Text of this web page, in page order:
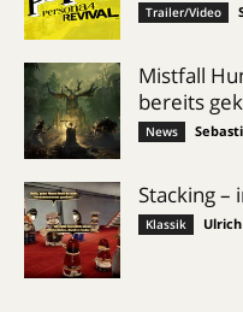
Trailer/Video
Mistfall
bereits
News
Stacking –
Klassik